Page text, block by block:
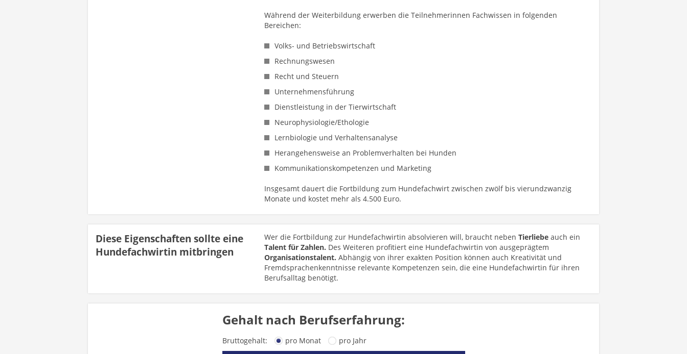
Während der Weiterbildung erwerben die Teilnehmerinnen Fachwissen in folgenden
Bereichen:
Volks- und Betriebswirtschaft
Rechnungswesen
Recht und Steuern
Unternehmensführung
Dienstleistung in der Tierwirtschaft
Neurophysiologie/Ethologie
Lernbiologie und Verhaltensanalyse
Herangehensweise an Problemverhalten bei Hunden
Kommunikationskompetenzen und Marketing
Insgesamt dauert die Fortbildung zum Hundefachwirt zwischen zwölf bis vierundzwanzig
Monate und kostet mehr als 4.500 Euro.
Diese Eigenschaften sollte eine
Hundefachwirtin mitbringen
Wer die Fortbildung zur Hundefachwirtin absolvieren will, braucht neben Tierliebe auch ein
Talent für Zahlen. Des Weiteren profitiert eine Hundefachwirtin von ausgeprägtem
Organisationstalent. Abhängig von ihrer exakten Position können auch Kreativität und
Fremdsprachenkenntnisse relevante Kompetenzen sein, die eine Hundefachwirtin für ihren
Berufsalltag benötigt.
Gehalt nach Berufserfahrung:
Bruttogehalt: pro Monat
pro Jahr